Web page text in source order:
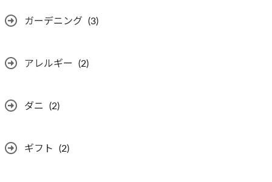
ガーデニング (3)
アレルギー (2)
ダニ (2)
ギフト (2)